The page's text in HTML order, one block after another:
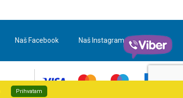
Naš Facebook Naš Instagram Blog
Prihvatam